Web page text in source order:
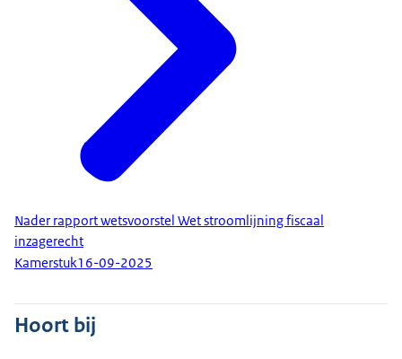
Nader rapport wetsvoorstel Wet stroomlijning fiscaal
inzagerecht
Kamerstuk16-09-2025
Hoort bij